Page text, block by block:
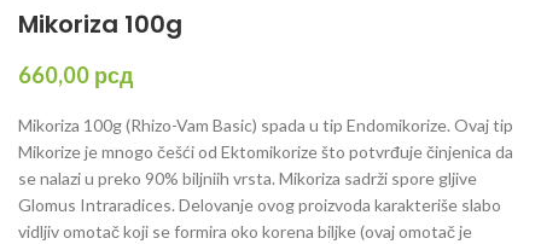
Mikoriza 100g
660,00 рсд
Mikoriza 100g (Rhizo-Vam Basic) spada u tip Endomikorize. Ovaj tip
Mikorize je mnogo češći od Ektomikorize što potvrđuje činjenica da
se nalazi u preko 90% biljniih vrsta. Mikoriza sadrži spore gljive
Glomus Intraradices. Delovanje ovog proizvoda karakteriše slabo
vidljiv omotač koji se formira oko korena biljke (ovaj omotač je